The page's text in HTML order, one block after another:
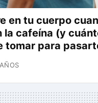
en tu cuerpo
la cafeína (y
tomar para